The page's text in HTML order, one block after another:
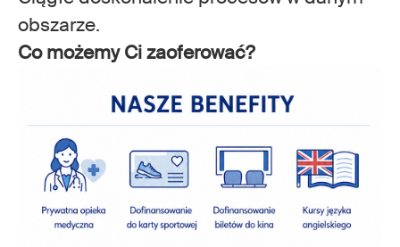
obszarze.
Co możemy Ci zaoferować?